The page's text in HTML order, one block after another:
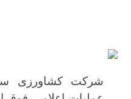
شرکت کشاورزی